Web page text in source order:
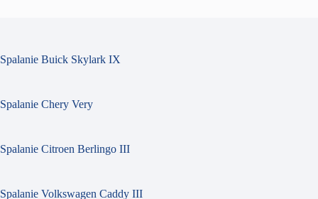
Spalanie Buick Skylark IX
Spalanie Chery Very
Spalanie Citroen Berlingo III
Spalanie Volkswagen Caddy III